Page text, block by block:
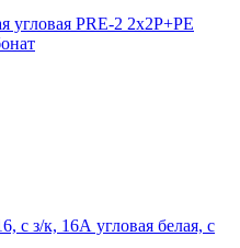
угловая PRE-2 2x2Р+РЕ
с з/к, 16А угловая белая, с